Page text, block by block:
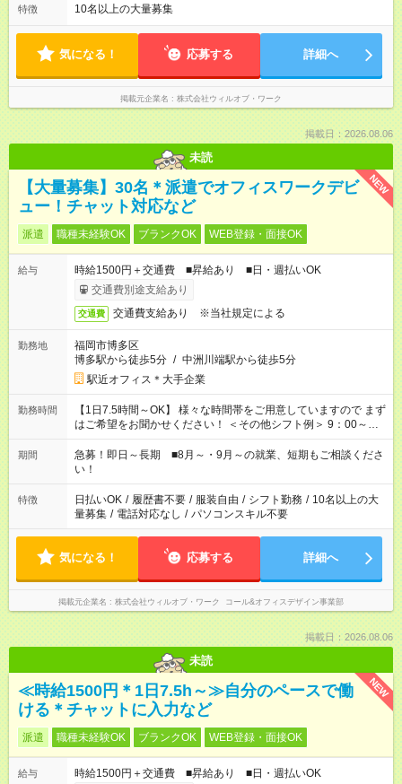
特徴 10名以上の大量募集
気になる！ 応募する 詳細へ
掲載元企業名 株式会社ウィルオブ・ワーク
掲載日：2026.08.06
未読
NEW
【大量募集】30名＊派遣でオフィスワークデビ
ュー！チャット対応など
派遣 職種未経験OK ブランクOK WEB登録・面接OK
給与
時給1500円＋交通費 ■昇給あり ■日・週払いOK
交通費別途支給あり
交通費 交通費支給あり ※当社規定による
勤務地
福岡市博多区
博多駅から徒歩5分 / 中洲川端駅から徒歩5分
駅近オフィス＊大手企業
勤務時間
【1日7.5時間～OK】 様々な時間帯をご用意していますので まず
はご希望をお聞かせください！ ＜その他シフト例＞ 9：00～
17：00 11：00～20：00 などなど！その他のお時間もOKです！
期間
急募！即日～長期 ■8月～・9月～の就業、短期もご相談くださ
い！
特徴 日払いOK / 履歴書不要 / 服装自由 / シフト勤務 / 10名以上の大
量募集 / 電話対応なし / パソコンスキル不要
気になる！ 応募する 詳細へ
掲載元企業名 株式会社ウィルオブ・ワーク コール&オフィスデザイン事業部
掲載日：2026.08.06
未読
NEW
≪時給1500円＊1日7.5h～≫自分のペースで働
ける＊チャットに入力など
派遣 職種未経験OK ブランクOK WEB登録・面接OK
給与 時給1500円＋交通費 ■昇給あり ■日・週払いOK